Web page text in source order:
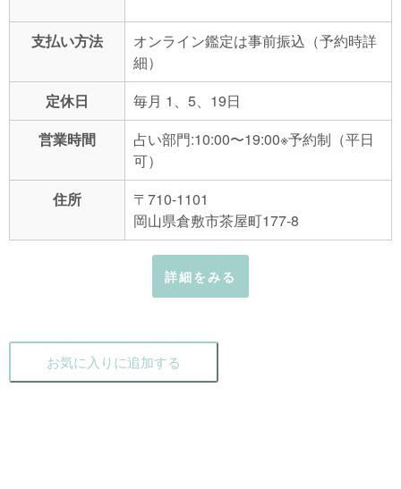
支払い方法
オンライン鑑定は事前振込（予約時詳
細）
定休日
毎月 1、5、19日
営業時間
占い部門:10:00〜19:00※予約制（平日
可）
住所
〒710-1101
岡山県倉敷市茶屋町177-8
詳細をみる
お気に入りに追加する